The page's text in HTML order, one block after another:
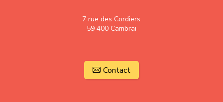
7 rue des Cordiers
59 400 Cambrai
Contact